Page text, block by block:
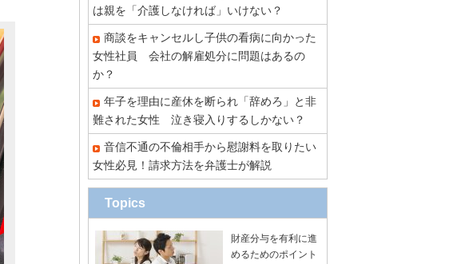
は親を「介護しなければ」いけない？
商談をキャンセルし子供の看病に向かった
女性社員 会社の解雇処分に問題はあるの
か？
年子を理由に産休を断られ「辞めろ」と非
難された女性 泣き寝入りするしかない？
音信不通の不倫相手から慰謝料を取りたい
女性必見！請求方法を弁護士が解説
Topics
財産分与を有利に進
めるためのポイント